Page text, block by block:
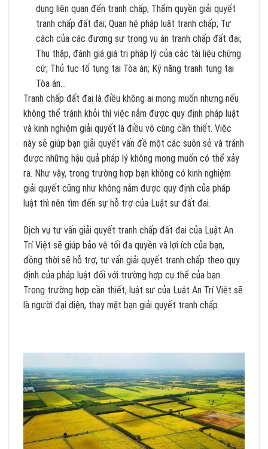
dung liên quan đến tranh chấp; Thẩm quyền giải quyết
tranh chấp đất đai; Quan hệ pháp luật tranh chấp; Tư
cách của các đương sự trong vụ án tranh chấp đất đai;
Thu thập, đánh giá giá trị pháp lý của các tài liệu chứng
cứ; Thủ tục tố tụng tại Tòa án; Kỹ năng tranh tụng tại
Tòa án…
Tranh chấp đất đai là điều không ai mong muốn nhưng nếu
không thể tránh khỏi thì việc nắm được quy định pháp luật
và kinh nghiệm giải quyết là điều vô cùng cần thiết. Việc
này sẽ giúp bạn giải quyết vấn đề một các suôn sẻ và tránh
được những hậu quả pháp lý không mong muốn có thể xảy
ra. Như vậy, trong trường hợp bạn không có kinh nghiệm
giải quyết cũng như không nắm được quy định của pháp
luật thì nên tìm đến sự hỗ trợ của Luật sư đất đai.
Dịch vụ tư vấn giải quyết tranh chấp đất đai của Luật An
Trí Việt sẽ giúp bảo vệ tối đa quyền và lợi ích của bạn,
đồng thời sẽ hỗ trợ, tư vấn giải quyết tranh chấp theo quy
định của pháp luật đối với trường hợp cụ thể của bạn.
Trong trường hợp cần thiết, luật sư của Luật An Trí Việt sẽ
là người đại diện, thay mặt bạn giải quyết tranh chấp.